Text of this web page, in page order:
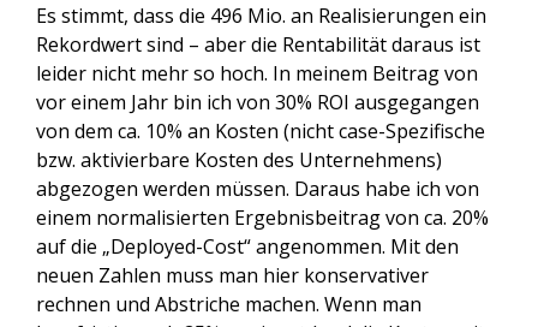
Es stimmt, dass die 496 Mio. an Realisierungen ein
Rekordwert sind – aber die Rentabilität daraus ist
leider nicht mehr so hoch. In meinem Beitrag von
vor einem Jahr bin ich von 30% ROI ausgegangen
von dem ca. 10% an Kosten (nicht case-Spezifische
bzw. aktivierbare Kosten des Unternehmens)
abgezogen werden müssen. Daraus habe ich von
einem normalisierten Ergebnisbeitrag von ca. 20%
auf die „Deployed-Cost“ angenommen. Mit den
neuen Zahlen muss man hier konservativer
rechnen und Abstriche machen. Wenn man